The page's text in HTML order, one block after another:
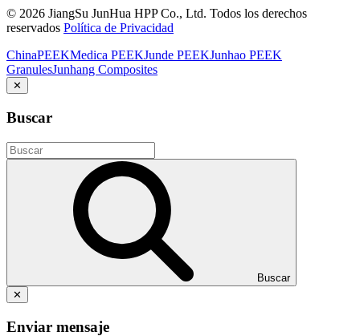
© 2026 JiangSu JunHua HPP Co., Ltd. Todos los derechos
reservados Política de Privacidad
ChinaPEEKMedica PEEKJunde PEEKJunhao PEEK
GranulesJunhang Composites
✕
Buscar
Buscar
✕
Enviar mensaje